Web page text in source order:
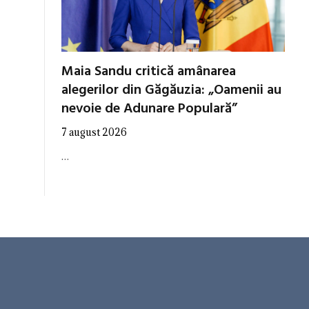
Maia Sandu critică amânarea
alegerilor din Găgăuzia: „Oamenii au
nevoie de Adunare Populară”
7 august 2026
…